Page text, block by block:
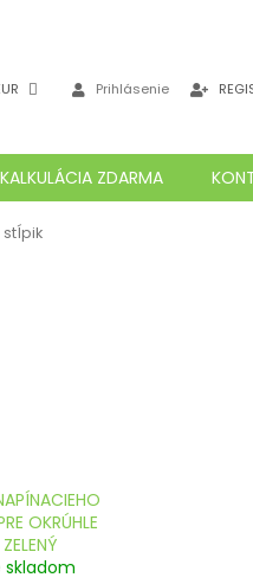
Prihlásenie
KALKULÁCIA ZDARMA
OKRÚHLE
skladom